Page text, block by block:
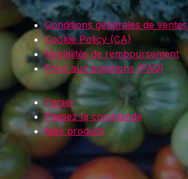
Conditions générales de ventes
Cookie Policy (CA)
Modalités de remboursement
Foire aux questions (FAQ)
Panier
Passez la commande
Mes produits